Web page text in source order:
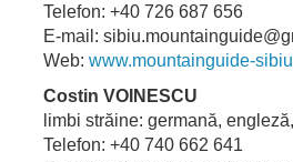
Telefon: +40 726 687 656
E-mail:
Web: www.mountainguide-
Costin VOINESCU
limbi străine: germană,
Telefon: +40 740 662 641